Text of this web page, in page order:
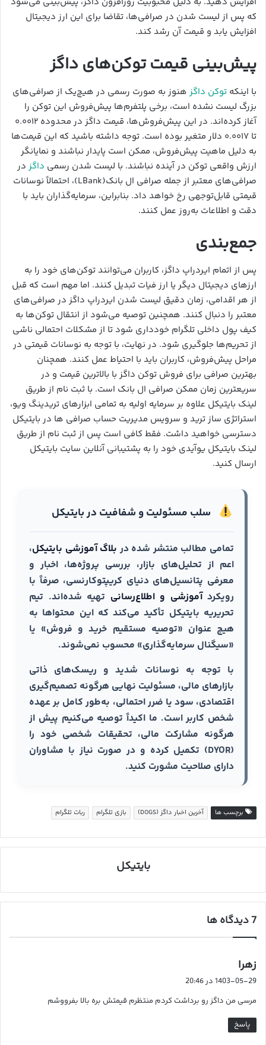
که پس از لیست شدن در صرافی‌ها، تقاضا برای این ارز دیجیتال
افزایش یابد و قیمت آن رشد کند.
پیش‌بینی قیمت توکن‌های داگز
با اینکه توکن داگز هنوز به صورت رسمی در هیچ‌یک از صرافی‌های
بزرگ لیست نشده است، برخی پلتفرم‌ها پیش‌فروش این توکن را
آغاز کرده‌اند. در این پیش‌فروش‌ها، قیمت داگز در محدوده ۰.۰۰۱۲
تا ۰.۰۰۱۷ دلار متغیر بوده است. توجه داشته باشید که این قیمت‌ها
به دلیل ماهیت پیش‌فروش، ممکن است پایدار نباشند و نمایانگر
ارزش واقعی توکن در آینده نباشند. با لیست شدن رسمی داگز در
صرافی‌های معتبر از جمله صرافی ال بانک(LBank)، احتمالاً نوسانات
قیمتی قابل‌توجهی رخ خواهد داد. بنابراین، سرمایه‌گذاران باید با
دقت و اطلاعات به‌روز عمل کنند.
جمع‌بندی
پس از اتمام ایردراپ داگز، کاربران می‌توانند توکن‌های خود را به
ارزهای دیجیتال دیگر یا ارز فیات تبدیل کنند. اما مهم است که قبل
از هر اقدامی، زمان دقیق لیست شدن ایردراپ داگز در صرافی‌های
معتبر را دنبال کنند. همچنین توصیه می‌شود از انتقال توکن‌ها به
کیف پول داخلی تلگرام خودداری شود تا از مشکلات احتمالی ناشی
از تحریم‌ها جلوگیری شود. در نهایت، با توجه به نوسانات قیمتی در
مراحل پیش‌فروش، کاربران باید با احتیاط عمل کنند. همچنان
بهترین صرافی برای فروش توکن داگز با بالاترین قیمت و در
سریعترین زمان ممکن صرافی ال بانک است. با ثبت نام از طریق
لینک بایتیکل علاوه بر سرمایه اولیه به تمامی ابزارهای تریدینگ ویو،
استراتژی ساز ترید و سرویس مدیریت حساب صرافی ها در بایتیکل
دسترسی خواهید داشت. فقط کافی است پس از ثبت نام از طریق
لینک بایتیکل یوآیدی خود را به پشتیبانی آنلاین سایت بایتیکل
ارسال کنید.
سلب مسئولیت و شفافیت در بایتیکل
تمامی مطالب منتشر شده در بلاگ آموزشی بایتیکل،
اعم از تحلیل‌های بازار، بررسی پروژه‌ها، اخبار و
معرفی پتانسیل‌های دنیای کریپتوکارنسی، صرفاً با
رویکردآموزشی و اطلاع‌رسانی تهیه شده‌اند. تیم
تحریریه بایتیکل تأکید می‌کند که این محتواها به
هیچ عنوان «توصیه مستقیم خرید و فروش» یا
«سیگنال سرمایه‌گذاری» محسوب نمی‌شوند.
با توجه به نوسانات شدید و ریسک‌های ذاتی
بازارهای مالی، مسئولیت نهایی هرگونه تصمیم‌گیری
اقتصادی، سود یا ضرر احتمالی، به‌طور کامل بر عهده
شخص کاربر است. ما اکیداً توصیه می‌کنیم پیش از
هرگونه مشارکت مالی، تحقیقات شخصی خود را
(DYOR) تکمیل کرده و در صورت نیاز با مشاوران
دارای صلاحیت مشورت کنید.
برچسب ها آخرین اخبار داگز (DOGS) بازی تلگرام ربات تلگرام
بایتیکل
‫7 دیدگاه ها
زهرا
ف
1403-05-29 در 20:46
مرسی من داگز رو برداشت کردم منتظرم قیمتش بره بالا بفرووشم
پاسخ